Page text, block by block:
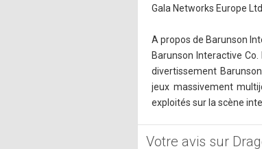
Gala Networks Europe
A propos de Barunson
Barunson Interactive
divertissement
jeux massivement
exploités sur la scène
Votre avis sur